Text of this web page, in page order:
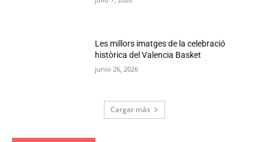
Les millors imatges de la celebració
històrica del Valencia Basket
junio 26, 2026
Cargar más